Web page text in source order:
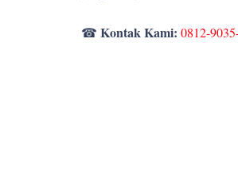
☎ Kontak Kami: 0812-